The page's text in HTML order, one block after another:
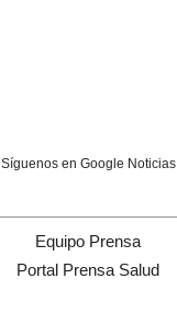
Síguenos en Google Noticias
Equipo Prensa
Portal Prensa Salud